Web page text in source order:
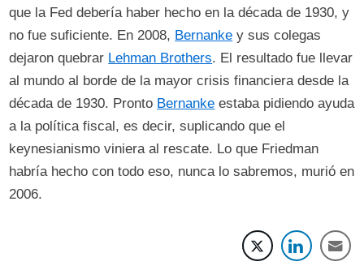
que la Fed debería haber hecho en la década de 1930, y
no fue suficiente. En 2008, Bernanke y sus colegas
dejaron quebrar Lehman Brothers. El resultado fue llevar
al mundo al borde de la mayor crisis financiera desde la
década de 1930. Pronto Bernanke estaba pidiendo ayuda
a la política fiscal, es decir, suplicando que el
keynesianismo viniera al rescate. Lo que Friedman
habría hecho con todo eso, nunca lo sabremos, murió en
2006.